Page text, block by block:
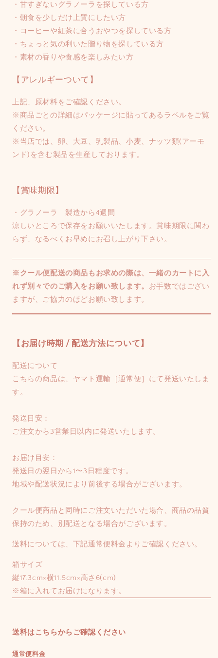
・甘すぎないグラノーラを探している方
・朝食を少しだけ上質にしたい方
・コーヒーや紅茶に合うおやつを探している方
・ちょっと気の利いた贈り物を探している方
・素材の香りや食感を楽しみたい方
【アレルギーついて】
上記、原材料をご確認ください。
※商品ごとの詳細はパッケージに貼ってあるラベルをご覧
ください。
※当店では、卵、大豆、乳製品、小麦、ナッツ類(アーモ
ンド)を含む製品を生産しております。
【賞味期限】
・グラノーラ 製造から4週間
涼しいところで保存をお願いいたします。賞味期限に関わ
らず、なるべくお早めにお召し上がり下さい。
※クール便配送の商品もお求めの際は、一緒のカートに入
れず別々でのご購入をお願い致します。 お手数ではござい
ますが、ご協力のほどお願い致します。
【お届け時期 / 配送方法について】
配送について
こちらの商品は、ヤマト運輸［通常便］にて発送いたしま
す。
発送目安：
ご注文から3営業日以内に発送いたします。
お届け目安：
発送日の翌日から1〜3日程度です。
地域や配送状況により前後する場合がございます。
クール便商品と同時にご注文いただいた場合、商品の品質
保持のため、別配送となる場合がございます。
送料については、下記通常便料金よりご確認ください。
箱サイズ
縦17.3cm×横11.5cm×高さ6(cm)
※箱に入れてお届けになります。
送料はこちらからご確認ください
通常便料金